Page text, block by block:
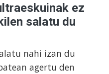
ez
salatu du
nahi izan du
agertu den